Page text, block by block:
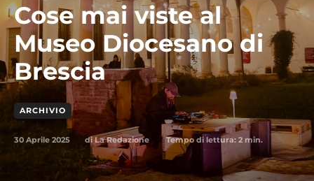
Cose mai viste al
Museo Diocesano di
Brescia
ARCHIVIO
30 Aprile 2025 di La Redazione Tempo di lettura: 2 min.